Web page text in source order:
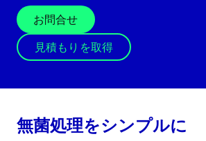
お問合せ
見積もりを取得
無菌処理をシンプルに